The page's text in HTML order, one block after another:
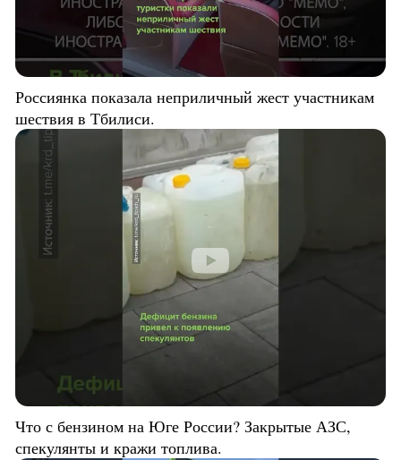
Россиянка показала неприличный жест участникам
шествия в Тбилиси.
Что с бензином на Юге России? Закрытые АЗС,
спекулянты и кражи топлива.